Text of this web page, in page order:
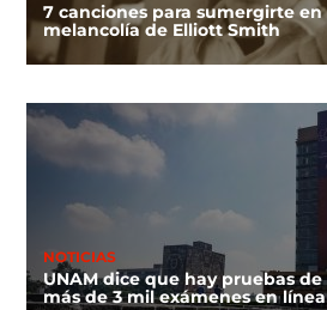
7 canciones para sumergirte
melancolía de Elliott Smith
NOTICIAS
UNAM dice que hay pruebas
más de 3 mil exámenes en